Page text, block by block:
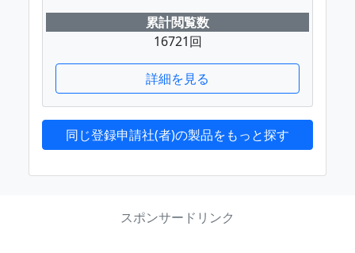
累計閲覧数
16721回
詳細を見る
同じ登録申請社(者)の製品をもっと探す
スポンサードリンク